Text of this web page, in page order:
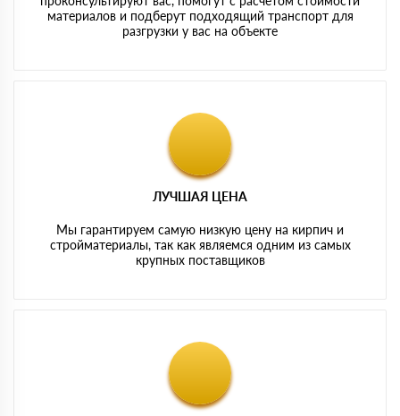
материалов и подберут подходящий транспорт для
разгрузки у вас на объекте
ЛУЧШАЯ ЦЕНА
Мы гарантируем самую низкую цену на кирпич и
стройматериалы, так как являемся одним из самых
крупных поставщиков